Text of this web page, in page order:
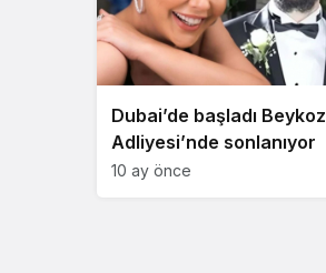
Dubai’de başladı Beykoz
Adliyesi’nde sonlanıyor
10 ay önce